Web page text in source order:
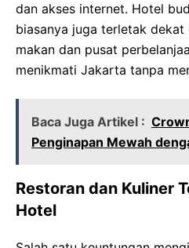
dan akses internet. Hotel
biasanya juga terletak
makan dan pusat
menikmati Jakarta tanpa
Baca Juga Artikel :
Penginapan Mewah
Restoran dan Kuliner
Hotel